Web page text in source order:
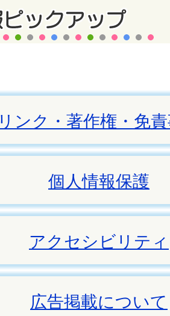
リンク・著作権・免
個人情報保護
アクセシビリティ
広告掲載について